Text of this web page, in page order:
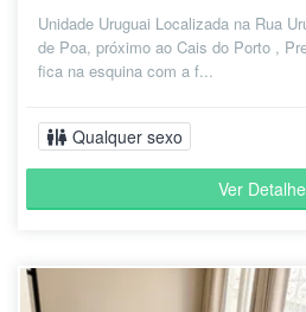
Unidade Uruguai Localizada na Rua
de Poa, próximo ao Cais do Porto ,
fica na esquina com a f...
Qualquer sexo
Ver